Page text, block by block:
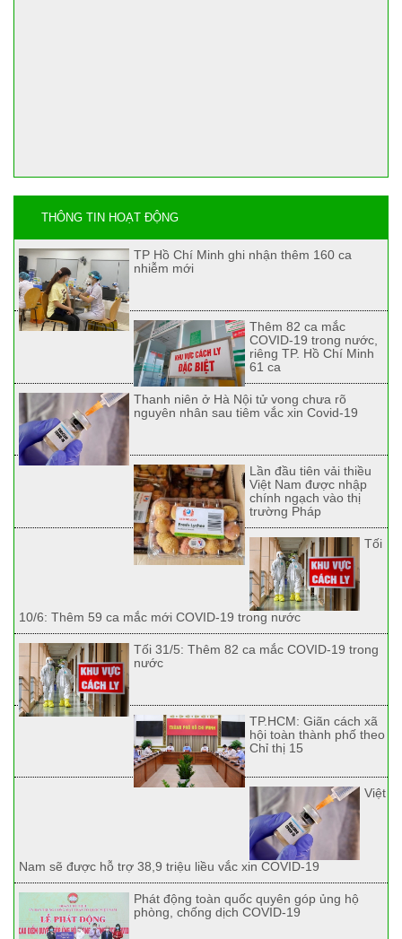
THÔNG TIN HOẠT ĐỘNG
TP Hồ Chí Minh ghi nhận thêm 160 ca
nhiễm mới
Thêm 82 ca mắc
COVID-19 trong nước,
riêng TP. Hồ Chí Minh
61 ca
Thanh niên ở Hà Nội tử vong chưa rõ
nguyên nhân sau tiêm vắc xin Covid-19
Lần đầu tiên vải thiều
Việt Nam được nhập
chính ngạch vào thị
trường Pháp
Tối
10/6: Thêm 59 ca mắc mới COVID-19 trong nước
Tối 31/5: Thêm 82 ca mắc COVID-19 trong
nước
TP.HCM: Giãn cách xã
hội toàn thành phố theo
Chỉ thị 15
Việt
Nam sẽ được hỗ trợ 38,9 triệu liều vắc xin COVID-19
Phát động toàn quốc quyên góp ủng hộ
phòng, chống dịch COVID-19